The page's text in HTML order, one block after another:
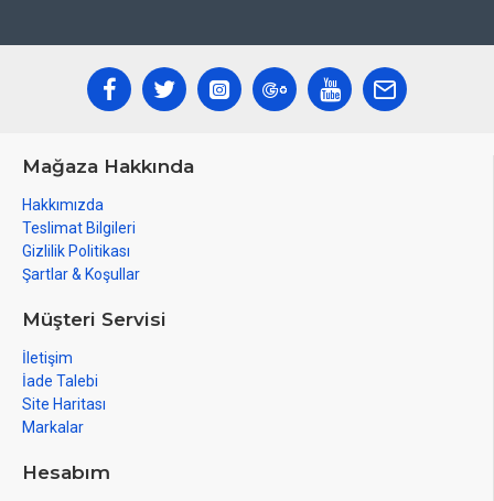
Mağaza Hakkında
Hakkımızda
Teslimat Bilgileri
Gizlilik Politikası
Şartlar & Koşullar
Müşteri Servisi
İletişim
İade Talebi
Site Haritası
Markalar
Hesabım